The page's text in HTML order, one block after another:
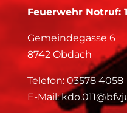
Feuerwehr Notruf:
Gemeindegasse 6
8742 Obdach
Telefon: 03578 4058
E-Mail: